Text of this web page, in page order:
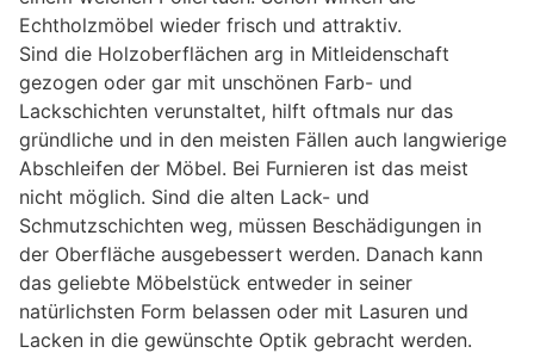
Echtholzmöbel wieder frisch und attraktiv.
Sind die Holzoberflächen arg in Mitleidenschaft
gezogen oder gar mit unschönen Farb- und
Lackschichten verunstaltet, hilft oftmals nur das
gründliche und in den meisten Fällen auch langwierige
Abschleifen der Möbel. Bei Furnieren ist das meist
nicht möglich. Sind die alten Lack- und
Schmutzschichten weg, müssen Beschädigungen in
der Oberfläche ausgebessert werden. Danach kann
das geliebte Möbelstück entweder in seiner
natürlichsten Form belassen oder mit Lasuren und
Lacken in die gewünschte Optik gebracht werden.